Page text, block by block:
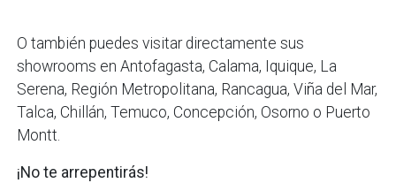
O también puedes visitar directamente sus
showrooms en Antofagasta, Calama, Iquique, La
Serena, Región Metropolitana, Rancagua, Viña del Mar,
Talca, Chillán, Temuco, Concepción, Osorno o Puerto
Montt.
¡No te arrepentirás!